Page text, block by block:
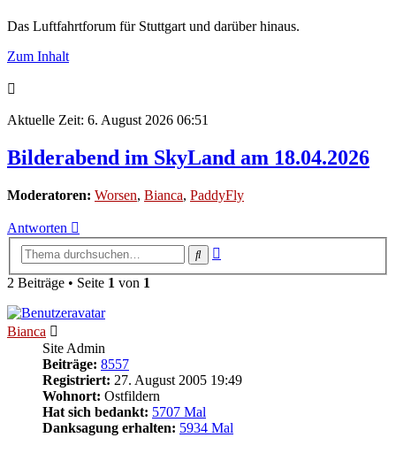
Das Luftfahrtforum für Stuttgart und darüber hinaus.
Zum Inhalt
Aktuelle Zeit: 6. August 2026 06:51
Bilderabend im SkyLand am 18.04.2026
Moderatoren: Worsen, Bianca, PaddyFly
Antworten
Suche
2 Beiträge • Seite 1 von 1
Bianca
Site Admin
Beiträge: 8557
Registriert: 27. August 2005 19:49
Wohnort: Ostfildern
Hat sich bedankt: 5707 Mal
Danksagung erhalten: 5934 Mal